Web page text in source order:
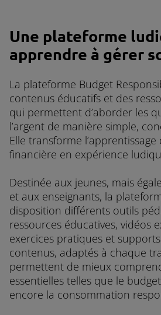
Une plateforme
apprendre à gérer
La plateforme Budget
contenus éducatifs et des
qui permettent d’aborder les
l’argent de manière simple,
Elle transforme l’apprentissage
financière en expérience
Destinée aux jeunes, mais
et aux enseignants, la
disposition différents outils
ressources éducatives, vidéos
exercices pratiques et
contenus, adaptés à chaque
permettent de mieux
essentielles telles que le
encore la consommation